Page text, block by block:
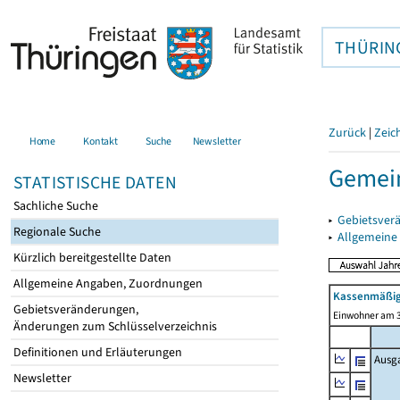
Home Kontakt Suche Newsletter
STATISTISCHE DATEN
Sachliche Suche
Regionale Suche
Kürzlich bereitgestellte Daten
Allgemeine Angaben, Zuordnungen
Gebietsveränderungen,
Änderungen zum Schlüsselverzeichnis
Definitionen und Erläuterungen
Newsletter
Zurück |
▸
▸
Einwohner am